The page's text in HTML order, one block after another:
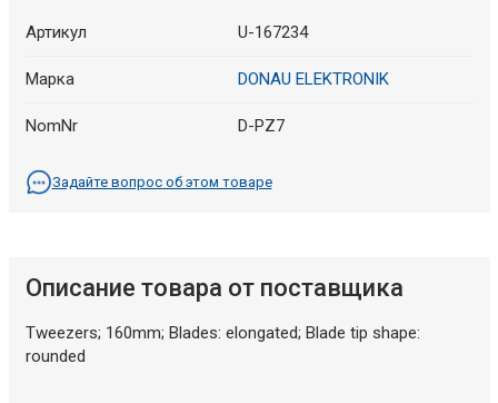
Артикул U-167234
Марка DONAU ELEKTRONIK
NomNr D-PZ7
Задайте вопрос об этом товаре
Описание товара от поставщика
Tweezers; 160mm; Blades: elongated; Blade tip shape:
rounded